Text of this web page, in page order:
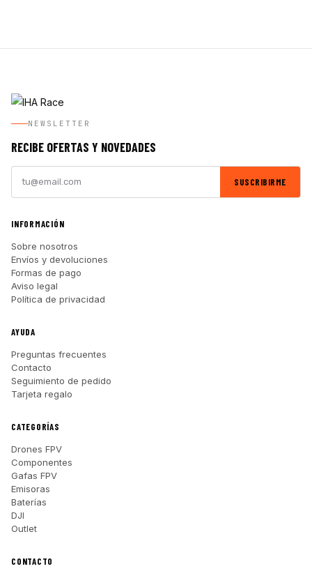
NEWSLETTER
RECIBE OFERTAS Y NOVEDADES
SUSCRIBIRME
INFORMACIÓN
Sobre nosotros
Envíos y devoluciones
Formas de pago
Aviso legal
Política de privacidad
AYUDA
Preguntas frecuentes
Contacto
Seguimiento de pedido
Tarjeta regalo
CATEGORÍAS
Drones FPV
Componentes
Gafas FPV
Emisoras
Baterías
DJI
Outlet
CONTACTO